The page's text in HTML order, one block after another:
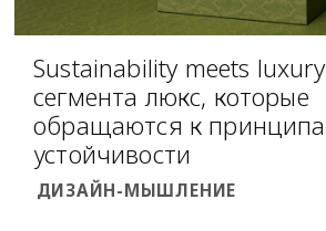
Sustainability meets
сегмента люкс, которые
обращаются к
устойчивости
ДИЗАЙН-МЫШЛЕНИЕ